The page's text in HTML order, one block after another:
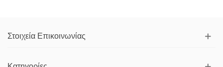
Στοιχεία Επικοινωνίας